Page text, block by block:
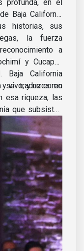
profunda, en el
Baja California
historias, sus
la fuerza
a
y Cucapah
Baja California
vivo, y no como
se traduzca en
esa riqueza, las
que subsisten
dio en el
gente como el